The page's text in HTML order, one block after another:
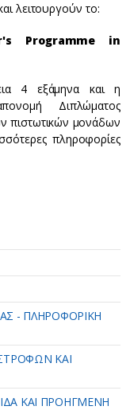
λειτουργούν το:
Programme in
4 εξάμηνα και η
Διπλώματος
πιστωτικών μονάδων
πληροφορίες
- ΠΛΗΡΟΦΟΡΙΚΗ
ΚΑΙ
ΚΑΙ ΠΡΟΗΓΜΕΝΗ